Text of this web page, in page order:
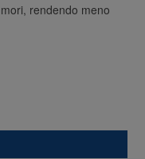
rendendo meno